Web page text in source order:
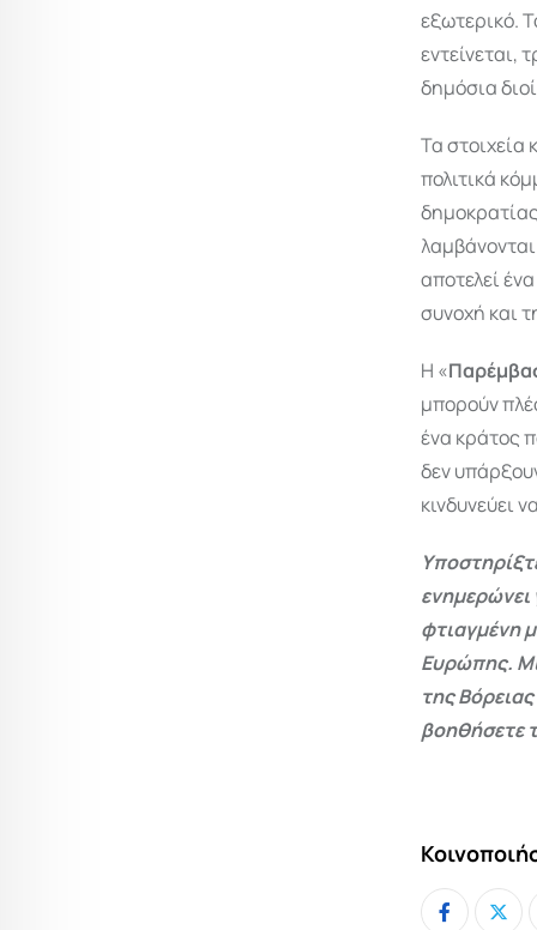
εξωτερικό.
εντείνεται,
δημόσια
Τα
πολιτικά
αποτελεί
συνοχή και
Η «
μπορούν
ένα κράτος
δεν
κινδυνεύει
ενημερώνει
φτιαγμένη
Ευρώπης.
της
βοηθήσετε